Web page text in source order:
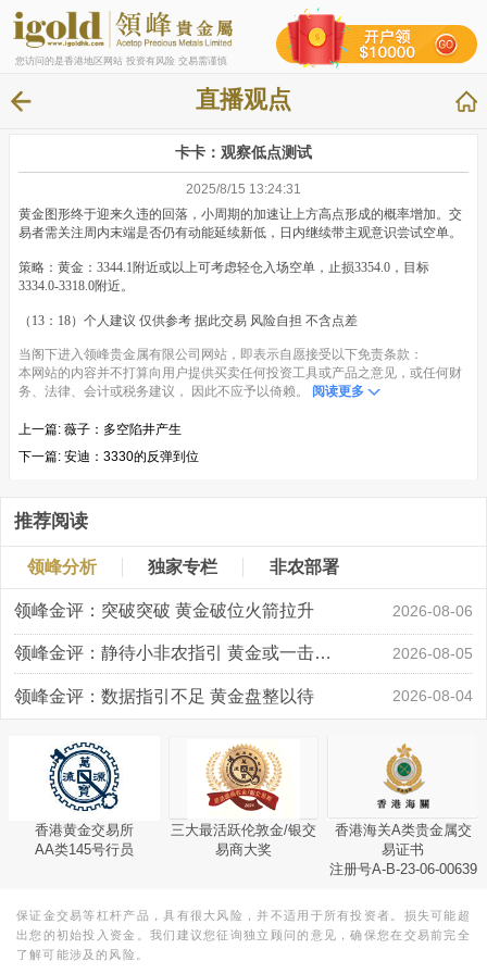
您访问的是香港地区网站 投资有风险 交易需谨慎
直播观点
卡卡：观察低点测试
2025/8/15 13:24:31
黄金图形终于迎来久违的回落，小周期的加速让上方高点形成的概率增加。交
易者需关注周内末端是否仍有动能延续新低，日内继续带主观意识尝试空单。
策略：黄金：3344.1附近或以上可考虑轻仓入场空单，止损3354.0，目标
3334.0-3318.0附近。
（13：18）个人建议 仅供参考 据此交易 风险自担 不含点差
当阁下进入领峰贵金属有限公司网站，即表示自愿接受以下免责条款：
本网站的内容并不打算向用户提供买卖任何投资工具或产品之意见，或任何财
务、法律、会计或税务建议， 因此不应予以倚赖。
阅读更多
上一篇: 薇子：多空陷井产生
下一篇: 安迪：3330的反弹到位
推荐阅读
领峰分析 独家专栏 非农部署
领峰金评：突破突破 黄金破位火箭拉升 2026-08-06
领峰金评：静待小非农指引 黄金或一击破局 2026-08-05
领峰金评：数据指引不足 黄金盘整以待 2026-08-04
香港黄金交易所
AA类145号行员
三大最活跃伦敦金/银交
易商大奖
香港海关A类贵金属交
易证书
注册号A-B-23-06-00639
保证金交易等杠杆产品，具有很大风险，并不适用于所有投资者。损失可能超
出您的初始投入资金。我们建议您征询独立顾问的意见，确保您在交易前完全
了解可能涉及的风险。